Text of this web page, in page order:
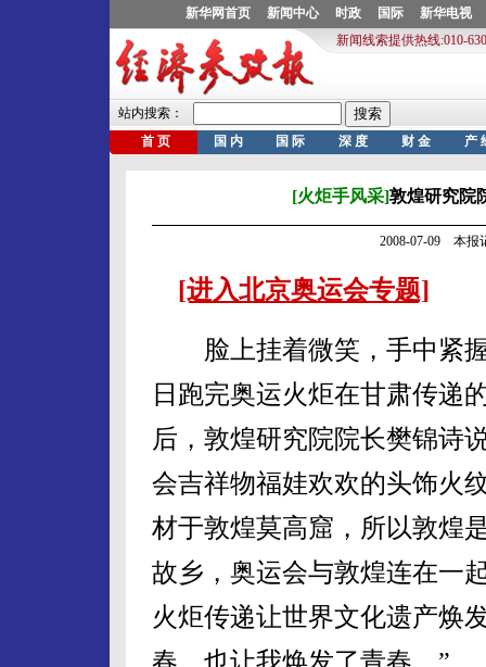
[火炬手风采]敦煌研究院
2008-07-09 本报
[进入北京奥运会专题]
脸上挂着微笑，手中紧
日跑完奥运火炬在甘肃传递
后，敦煌研究院院长樊锦诗
会吉祥物福娃欢欢的头饰火
材于敦煌莫高窟，所以敦煌
故乡，奥运会与敦煌连在一
火炬传递让世界文化遗产焕
春，也让我焕发了青春。”